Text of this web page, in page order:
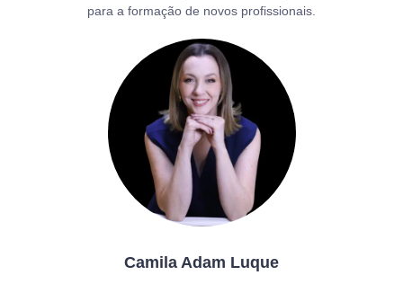
para a formação de novos profissionais.
Camila Adam Luque